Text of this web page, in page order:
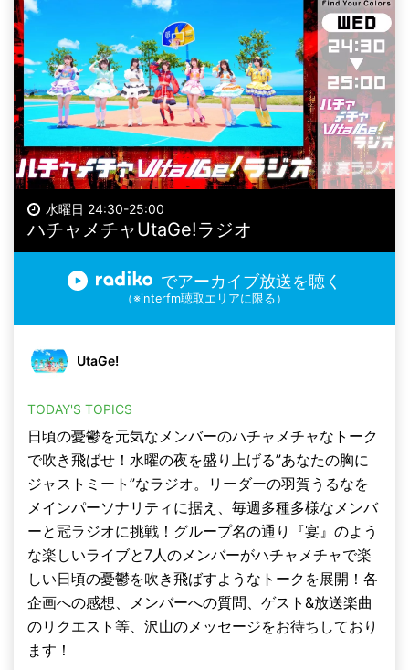
水曜日 24:30-25:00
ハチャメチャUtaGe!ラジオ
でアーカイブ放送を聴く
（※interfm聴取エリアに限る）
UtaGe!
TODAY'S TOPICS
日頃の憂鬱を元気なメンバーのハチャメチャなトーク
で吹き飛ばせ！水曜の夜を盛り上げる”あなたの胸に
ジャストミート”なラジオ。リーダーの羽賀うるなを
メインパーソナリティに据え、毎週多種多様なメンバ
ーと冠ラジオに挑戦！グループ名の通り『宴』のよう
な楽しいライブと7人のメンバーがハチャメチャで楽
しい日頃の憂鬱を吹き飛ばすようなトークを展開！各
企画への感想、メンバーへの質問、ゲスト&放送楽曲
のリクエスト等、沢山のメッセージをお待ちしており
ます！